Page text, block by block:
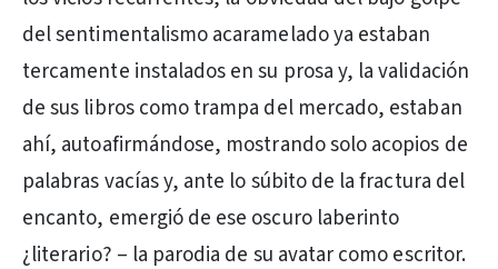
del sentimentalismo acaramelado ya estaban
tercamente instalados en su prosa y, la validación
de sus libros como trampa del mercado, estaban
ahí, autoafirmándose, mostrando solo acopios de
palabras vacías y, ante lo súbito de la fractura del
encanto, emergió de ese oscuro laberinto
¿literario? – la parodia de su avatar como escritor.